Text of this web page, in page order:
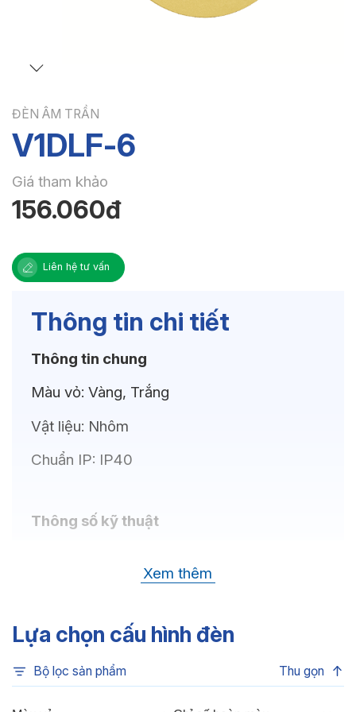
ĐÈN ÂM TRẦN
V1DLF-6
Giá tham khảo
156.060đ
Liên hệ tư vấn
Thông tin chi tiết
Thông tin chung
Màu vỏ: Vàng, Trắng
Vật liệu: Nhôm
Chuẩn IP: IP40
Thông số kỹ thuật
6500K, 4000K, 3000K
Chỉ số hoàn màu:
CRI80
600lm(W)
Xem thêm
Lựa chọn cấu hình đèn
Bộ lọc sản phẩm Thu gọn